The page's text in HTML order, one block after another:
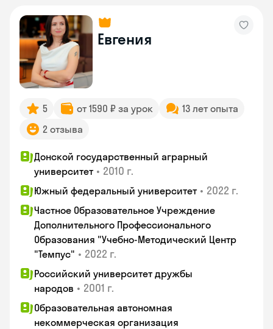
Евгения
5 от 1590 ₽ за урок
13 лет опыта
2 отзыва
Донской государственный аграрный
университет • 2010 г.
Южный федеральный университет • 2022 г.
Частное Образовательное Учреждение
Дополнительного Профессионального
Образования "Учебно-Методический Центр
"Темпус" • 2022 г.
Российский университет дружбы
народов • 2001 г.
Образовательная автономная
некоммерческая организация